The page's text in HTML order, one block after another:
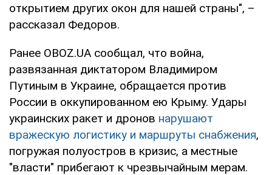
открытием других окон для нашей страны", –
рассказал Федоров.
Ранее OBOZ.UA сообщал, что война,
развязанная диктатором Владимиром
Путиным в Украине, обращается против
России в оккупированном ею Крыму. Удары
украинских ракет и дронов нарушают
вражескую логистику и маршруты снабжения,
погружая полуостров в кризис, а местные
"власти" прибегают к чрезвычайным мерам.